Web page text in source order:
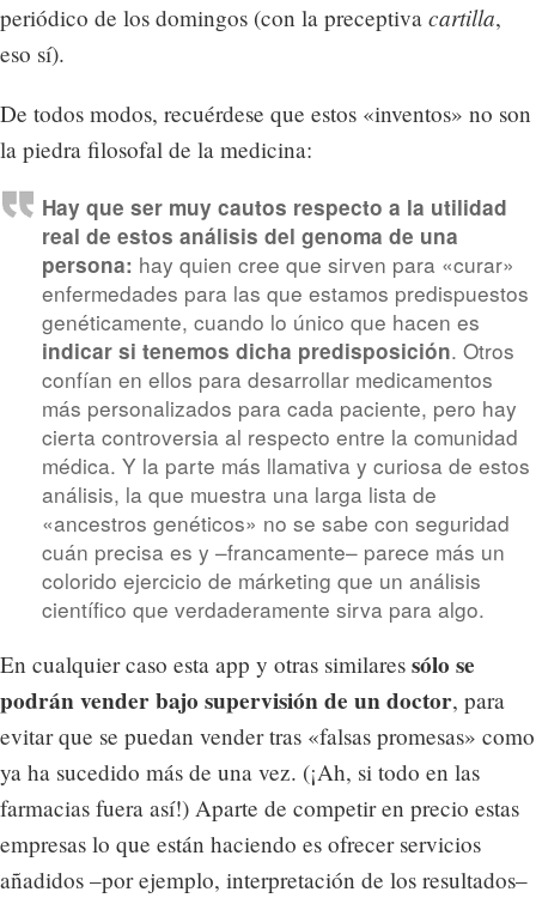
periódico de los domingos (con la preceptiva cartilla,
eso sí).
De todos modos, recuérdese que estos «inventos» no son
la piedra filosofal de la medicina:
Hay que ser muy cautos respecto a la utilidad
real de estos análisis del genoma de una
persona: hay quien cree que sirven para «curar»
enfermedades para las que estamos predispuestos
genéticamente, cuando lo único que hacen es
indicar si tenemos dicha predisposición. Otros
confían en ellos para desarrollar medicamentos
más personalizados para cada paciente, pero hay
cierta controversia al respecto entre la comunidad
médica. Y la parte más llamativa y curiosa de estos
análisis, la que muestra una larga lista de
«ancestros genéticos» no se sabe con seguridad
cuán precisa es y –francamente– parece más un
colorido ejercicio de márketing que un análisis
científico que verdaderamente sirva para algo.
En cualquier caso esta app y otras similares sólo se
podrán vender bajo supervisión de un doctor, para
evitar que se puedan vender tras «falsas promesas» como
ya ha sucedido más de una vez. (¡Ah, si todo en las
farmacias fuera así!) Aparte de competir en precio estas
empresas lo que están haciendo es ofrecer servicios
añadidos –por ejemplo, interpretación de los resultados–